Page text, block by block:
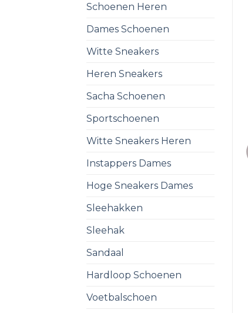
Schoenen Heren
Dames Schoenen
Witte Sneakers
Heren Sneakers
Sacha Schoenen
Sportschoenen
Witte Sneakers Heren
Instappers Dames
Hoge Sneakers Dames
Sleehakken
Sleehak
Sandaal
Hardloop Schoenen
Voetbalschoen